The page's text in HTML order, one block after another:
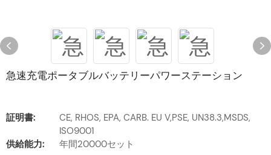
急速充電ポータブルバッテリーパワーステーション
証明書:
CE, RHOS, EPA, CARB. EU V,PSE, UN38.3,MSDS,
ISO9001
供給能力:
年間20000セット